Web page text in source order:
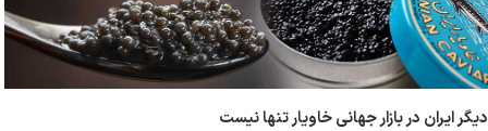
دیگر ایران در بازار جهانی خاویار تنها نیست